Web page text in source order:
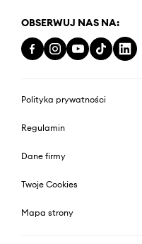
OBSERWUJ NAS NA:
Polityka prywatności
Regulamin
Dane firmy
Twoje Cookies
Mapa strony